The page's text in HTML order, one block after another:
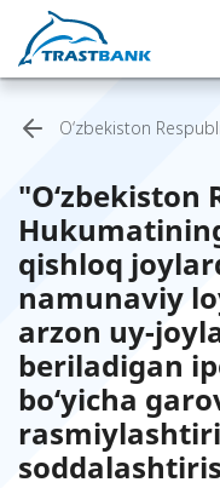
O‘zbekiston
"O‘zbekiston
qishloq
namunaviy
arzon uy-
beriladigan
bo‘yicha